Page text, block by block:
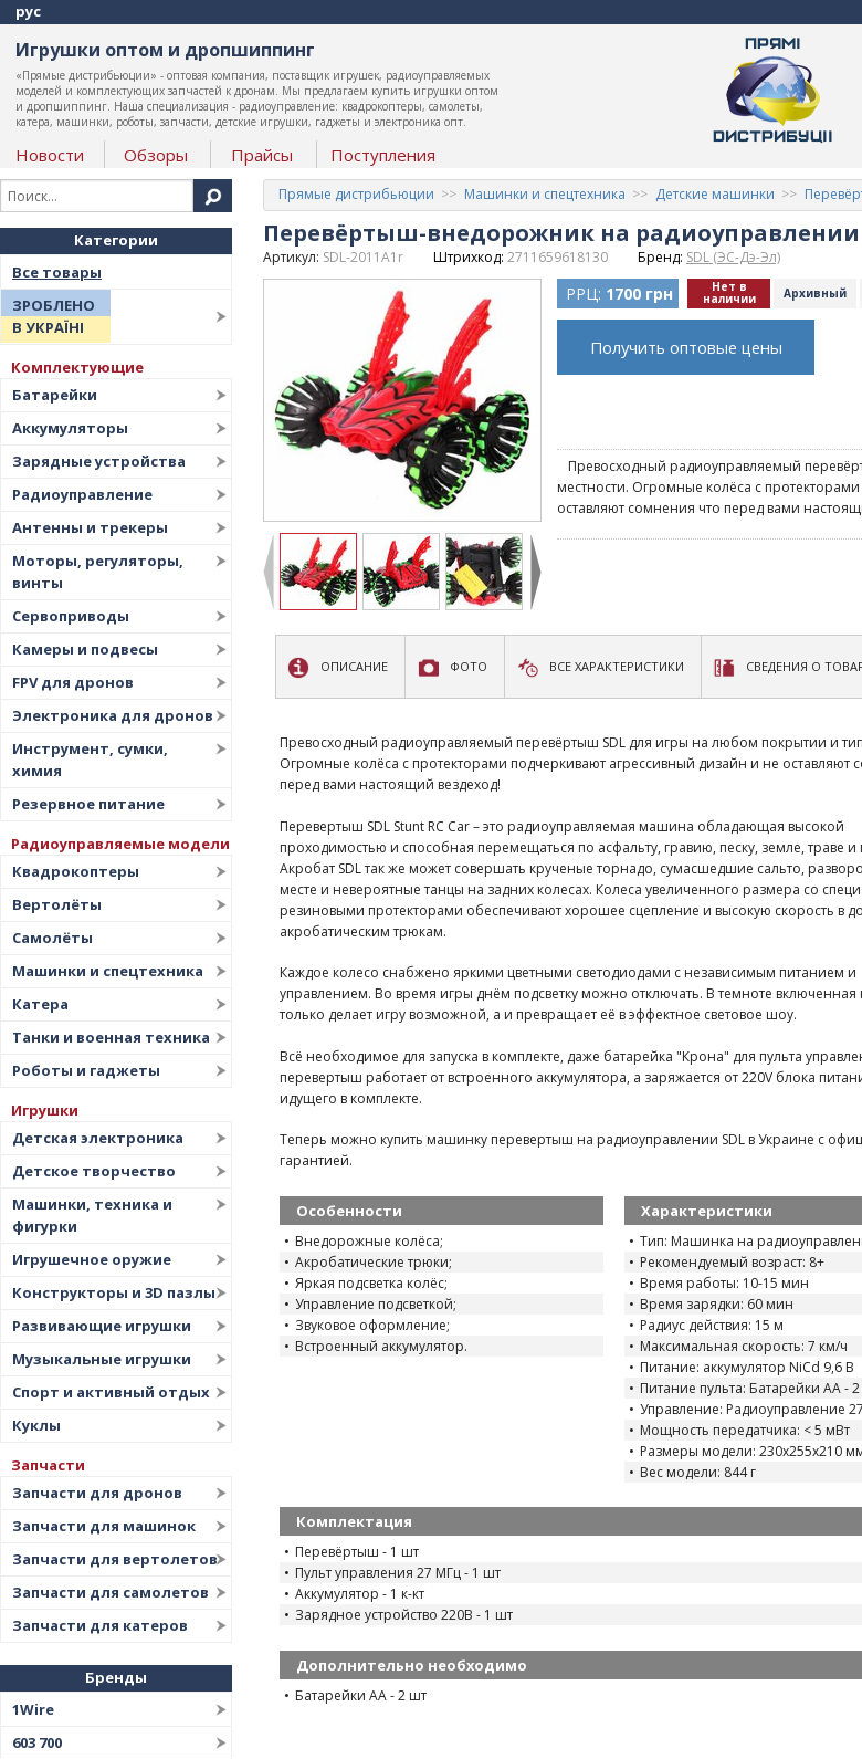
рус
Игрушки оптом и дропшиппинг
«Прямые дистрибьюции» - оптовая компания, поставщик игрушек, радиоуправляемых
моделей и комплектующих запчастей к дронам. Мы предлагаем купить игрушки оптом
и дропшиппинг. Наша специализация - радиоуправление: квадрокоптеры, самолеты,
катера, машинки, роботы, запчасти, детские игрушки, гаджеты и электроника опт.
Новости Обзоры Прайсы Поступления
Категории
Все товары
ЗРОБЛЕНО
В УКРАЇНІ
Комплектующие
Батарейки
Аккумуляторы
Зарядные устройства
Радиоуправление
Антенны и трекеры
Моторы, регуляторы,
винты
Сервоприводы
Камеры и подвесы
FPV для дронов
Электроника для дронов
Инструмент, сумки,
химия
Резервное питание
Радиоуправляемые модели
Квадрокоптеры
Вертолёты
Самолёты
Машинки и спецтехника
Катера
Танки и военная техника
Роботы и гаджеты
Игрушки
Детская электроника
Детское творчество
Машинки, техника и
фигурки
Игрушечное оружие
Конструкторы и 3D пазлы
Развивающие игрушки
Музыкальные игрушки
Спорт и активный отдых
Куклы
Запчасти
Запчасти для дронов
Запчасти для машинок
Запчасти для вертолетов
Запчасти для самолетов
Запчасти для катеров
Бренды
1Wire
603 700
Прямые дистрибьюции Машинки и спецтехника Детские машинки
Перевёртыш-внедорожник на радиоуправлении
Артикул: SDL-2011A1r Штрихкод: 2711659618130 Бренд: SDL (ЭС-Дэ-Эл)
РРЦ: 1700 грн Нет в
наличии Архивный
Получить оптовые цены
Превосходный радиоуправляемый
местности. Огромные колёса с
оставляют сомнения что перед вами
ОПИСАНИЕ ФОТО ВСЕ ХАРАКТЕРИСТИКИ СВЕДЕНИЯ О
Превосходный радиоуправляемый перевёртыш SDL для игры на любом покрытии и
Огромные колёса с протекторами подчеркивают агрессивный дизайн и не оставляют
перед вами настоящий вездеход!
Перевертыш SDL Stunt RC Car – это радиоуправляемая машина обладающая высокой
проходимостью и способная перемещаться по асфальту, гравию, песку, земле, траве и
Акробат SDL так же может совершать крученые торнадо, сумасшедшие сальто,
месте и невероятные танцы на задних колесах. Колеса увеличенного размера со
резиновыми протекторами обеспечивают хорошее сцепление и высокую скорость в
акробатическим трюкам.
Каждое колесо снабжено яркими цветными светодиодами с независимым питанием и
управлением. Во время игры днём подсветку можно отключать. В темноте включенная
только делает игру возможной, а и превращает её в эффектное световое шоу.
Всё необходимое для запуска в комплекте, даже батарейка "Крона" для пульта
перевертыш работает от встроенного аккумулятора, а заряжается от 220V блока
идущего в комплекте.
Теперь можно купить машинку перевертыш на радиоуправлении SDL в Украине с
гарантией.
Особенности
Внедорожные колёса;
Акробатические трюки;
Яркая подсветка колёс;
Управление подсветкой;
Звуковое оформление;
Встроенный аккумулятор.
Характеристики
Тип: Машинка на
Рекомендуемый возраст: 8+
Время работы: 10-15 мин
Время зарядки: 60 мин
Радиус действия: 15 м
Максимальная скорость: 7 км/ч
Питание: аккумулятор NiCd 9,6 В
Питание пульта: Батарейки АА -
Управление: Радиоуправление
Мощность передатчика: < 5 мВт
Размеры модели: 230x255x210
Вес модели: 844 г
Комплектация
Перевёртыш - 1 шт
Пульт управления 27 МГц - 1 шт
Аккумулятор - 1 к-кт
Зарядное устройство 220В - 1 шт
Дополнительно необходимо
Батарейки АА - 2 шт